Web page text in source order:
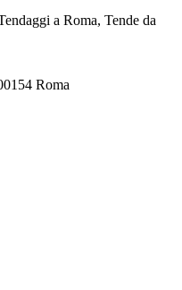
a Roma, Tende da
Roma